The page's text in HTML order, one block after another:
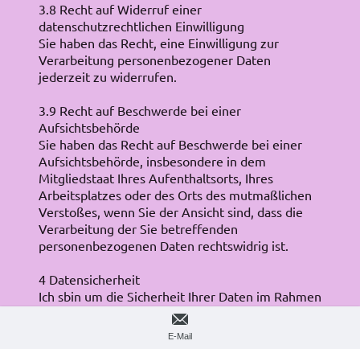
3.8 Recht auf Widerruf einer
datenschutzrechtlichen Einwilligung
Sie haben das Recht, eine Einwilligung zur
Verarbeitung personenbezogener Daten
jederzeit zu widerrufen.
3.9 Recht auf Beschwerde bei einer
Aufsichtsbehörde
Sie haben das Recht auf Beschwerde bei einer
Aufsichtsbehörde, insbesondere in dem
Mitgliedstaat Ihres Aufenthaltsorts, Ihres
Arbeitsplatzes oder des Orts des mutmaßlichen
Verstoßes, wenn Sie der Ansicht sind, dass die
Verarbeitung der Sie betreffenden
personenbezogenen Daten rechtswidrig ist.
4 Datensicherheit
Ich sbin um die Sicherheit Ihrer Daten im Rahmen
der geltenden Datenschutzgesetze und
technischen Möglichkeiten maximal bemüht. Ihre
E-Mail